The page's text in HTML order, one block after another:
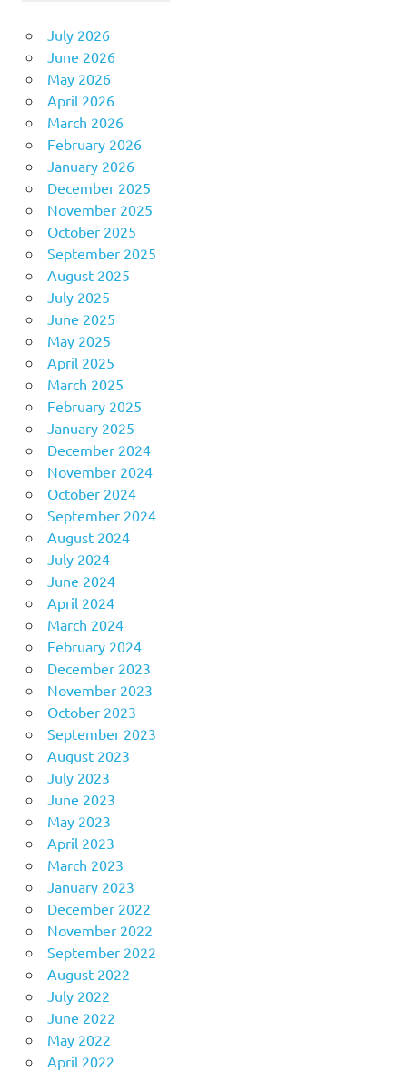
July 2026
June 2026
May 2026
April 2026
March 2026
February 2026
January 2026
December 2025
November 2025
October 2025
September 2025
August 2025
July 2025
June 2025
May 2025
April 2025
March 2025
February 2025
January 2025
December 2024
November 2024
October 2024
September 2024
August 2024
July 2024
June 2024
April 2024
March 2024
February 2024
December 2023
November 2023
October 2023
September 2023
August 2023
July 2023
June 2023
May 2023
April 2023
March 2023
January 2023
December 2022
November 2022
September 2022
August 2022
July 2022
June 2022
May 2022
April 2022